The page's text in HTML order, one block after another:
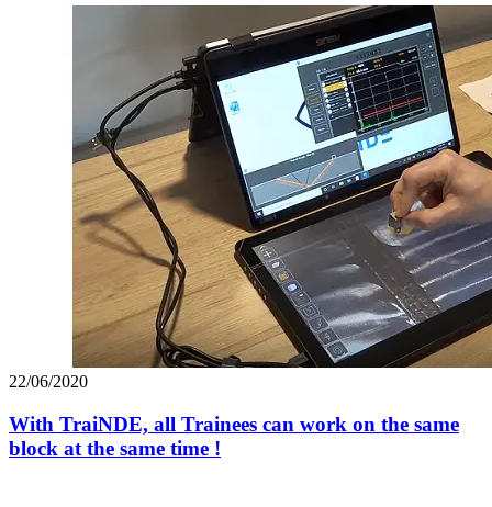
22/06/2020
With TraiNDE, all Trainees can work on the same
block at the same time !